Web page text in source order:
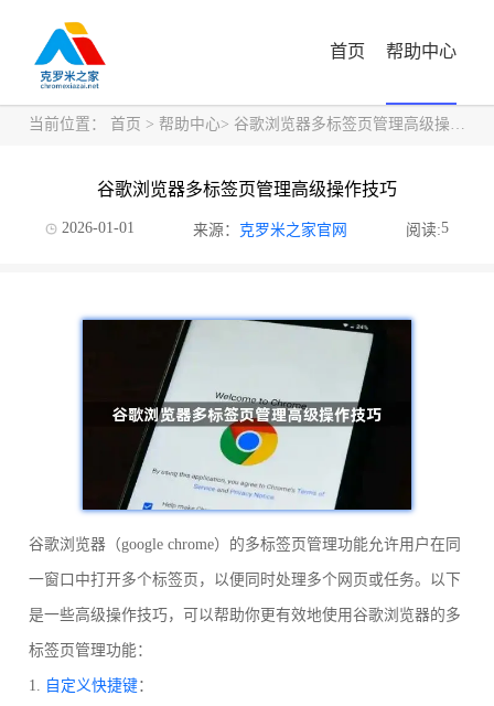
首页 帮助中心
当前位置： 首页 > 帮助中心> 谷歌浏览器多标签页管理高级操作技巧
谷歌浏览器多标签页管理高级操作技巧
2026-01-01 来源： 克罗米之家官网 阅读:5
谷歌浏览器（google chrome）的多标签页管理功能允许用户在同
一窗口中打开多个标签页，以便同时处理多个网页或任务。以下
是一些高级操作技巧，可以帮助你更有效地使用谷歌浏览器的多
标签页管理功能：
1. 自定义快捷键：